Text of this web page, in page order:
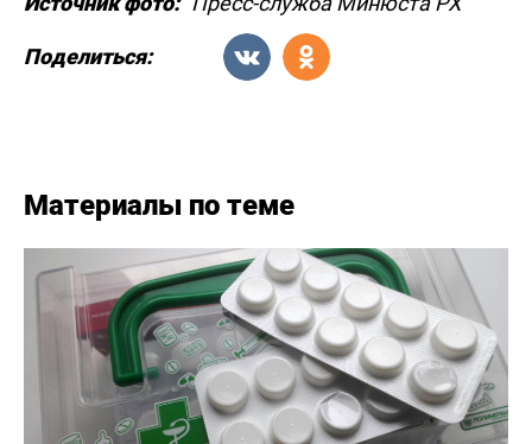
Поделиться:
Материалы по теме